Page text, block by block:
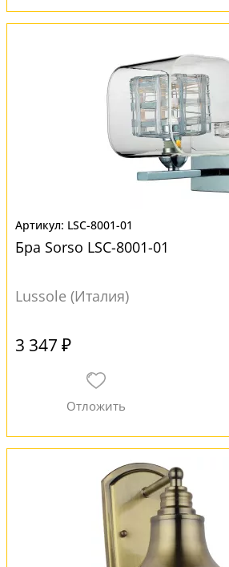
LSC-8001-01
Бра Sorso LSC-8001-01
Lussole (Италия)
3 347 ₽